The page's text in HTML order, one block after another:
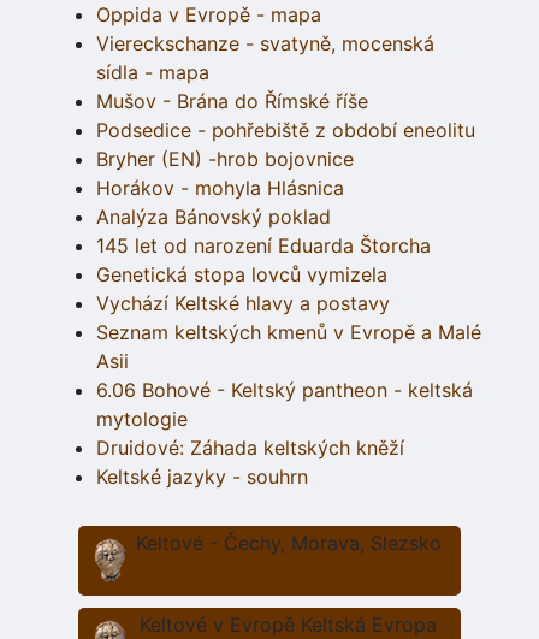
Oppida v Evropě - mapa
Viereckschanze - svatyně, mocenská
sídla - mapa
Mušov - Brána do Římské říše
Podsedice - pohřebiště z období eneolitu
Bryher (EN) -hrob bojovnice
Horákov - mohyla Hlásnica
Analýza Bánovský poklad
145 let od narození Eduarda Štorcha
Genetická stopa lovců vymizela
Vychází Keltské hlavy a postavy
Seznam keltských kmenů v Evropě a Malé
Asii
6.06 Bohové - Keltský pantheon - keltská
mytologie
Druidové: Záhada keltských kněží
Keltské jazyky - souhrn
Keltové - Čechy, Morava, Slezsko
Keltové v Evropě Keltská Evropa